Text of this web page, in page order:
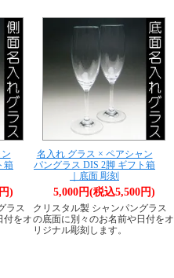
箱
)
ラス
付をオ
名入れ グラス × ペアシャン
パングラス DIS 2脚 ギフト箱
｜底面 彫刻
5,000円(税込5,500円)
クリスタル製 シャンパングラス
の底面に別々のお名前や日付をオ
リジナル彫刻します。